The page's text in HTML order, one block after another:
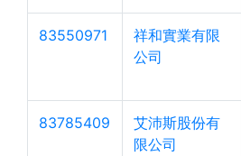
83550971
祥和實業有限
公司
83785409
艾沛斯股份有
限公司